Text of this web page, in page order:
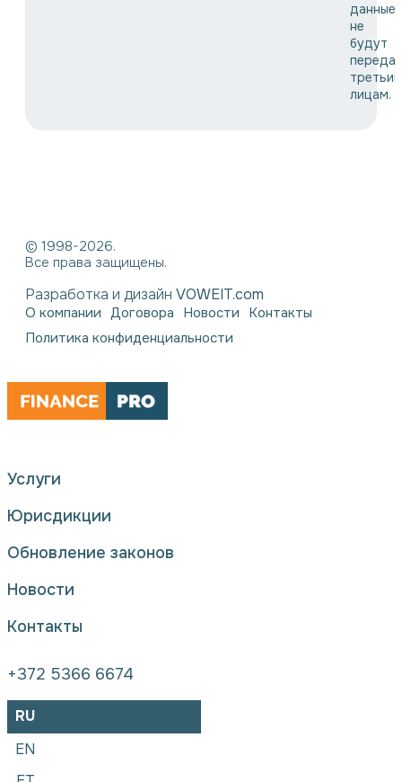
данные
не
будут
третьим
лицам.
© 1998-2026.
Все права защищены.
Разработка и дизайн VOWEIT.com
О компании Договора Новости Контакты
Политика конфиденциальности
Услуги
Юрисдикции
Обновление законов
Новости
Контакты
+372 5366 6674
RU
EN